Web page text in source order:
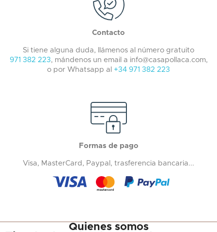
Contacto
Si tiene alguna duda, llámenos al número gratuito
971 382 223, mándenos un email a info@casapollaca.com,
o por Whatsapp al +34 971 382 223
Formas de pago
Visa, MasterCard, Paypal, trasferencia bancaria...
Quienes somos